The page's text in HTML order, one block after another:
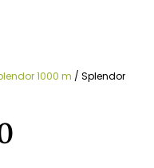
1000 m / Splendor